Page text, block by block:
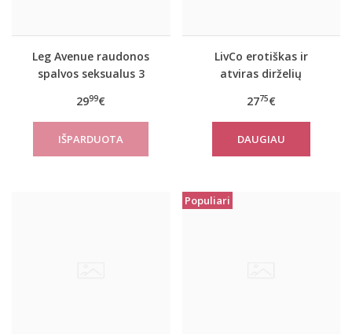
Leg Avenue raudonos
spalvos seksualus 3
2999€
LivCo erotiškas ir
atviras dirželių
2775€
DAUGIAU
Populiari